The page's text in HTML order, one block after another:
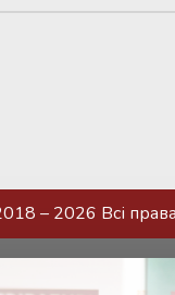
– 2026 Всі